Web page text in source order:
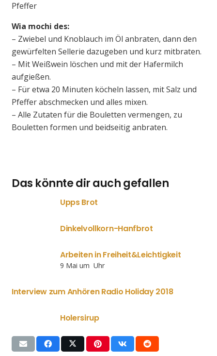
Pfeffer
Wia mochi des:
– Zwiebel und Knoblauch im Öl anbraten, dann den
gewürfelten Sellerie dazugeben und kurz mitbraten.
– Mit Weißwein löschen und mit der Hafermilch
aufgießen.
– Für etwa 20 Minuten köcheln lassen, mit Salz und
Pfeffer abschmecken und alles mixen.
– Alle Zutaten für die Bouletten vermengen, zu
Bouletten formen und beidseitig anbraten.
Das könnte dir auch gefallen
Upps Brot
Dinkelvollkorn-Hanfbrot
Arbeiten in Freiheit&Leichtigkeit
9 Mai um Uhr
Interview zum Anhören Radio Holiday 2018
Holersirup